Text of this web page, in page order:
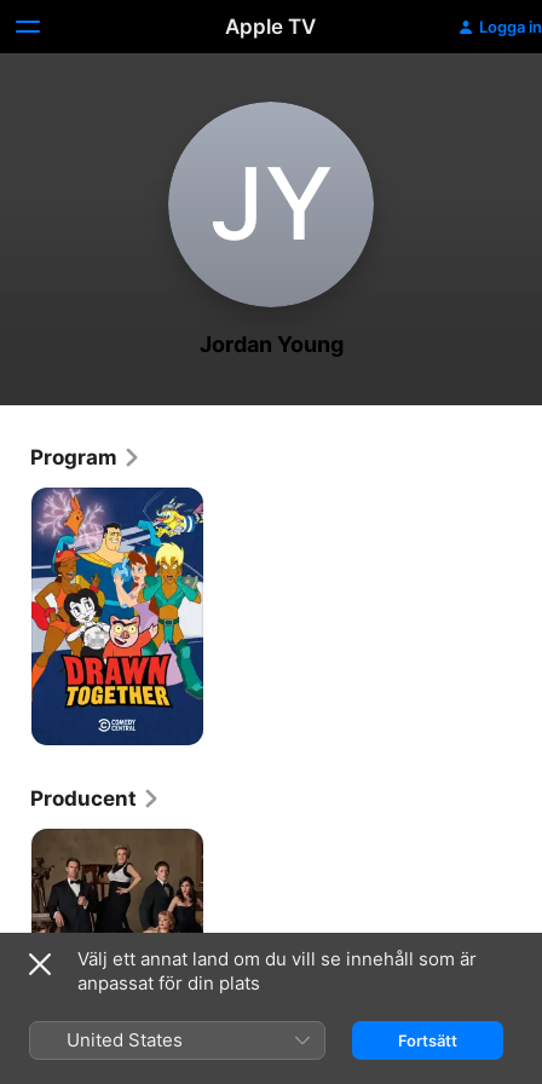
Apple TV Logga in
J‌Y
Jordan Young
Program
Drawn
Together
Producent
Raising
Hope
Välj ett annat land om du vill se innehåll som är
anpassat för din plats
United States Fortsätt